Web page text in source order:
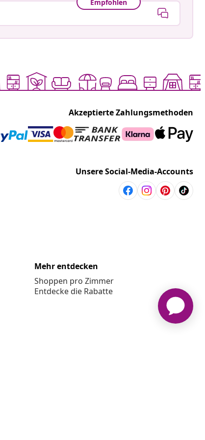
Empfohlen
Akzeptierte Zahlungsmethoden
Unsere Social-Media-Accounts
Mehr entdecken
Shoppen pro Zimmer
Entdecke die Rabatte